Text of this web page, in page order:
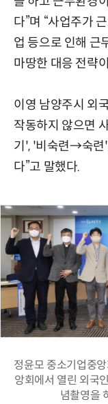
다”며 “사업주가
업 등으로 인해 근
마땅한 대응 전략
이영 남양주시 외
작동하지 않으면
기', '비숙련→숙련
다”고 말했다.
정윤모 중소기업중
앙회에서 열린 외국
념촬영을